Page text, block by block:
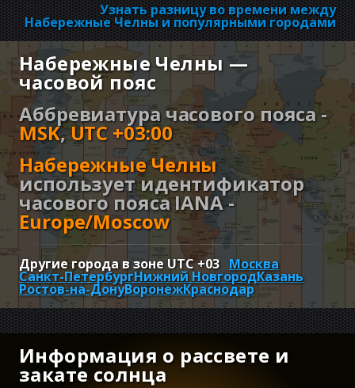
Узнать разницу во времени между
Набережные Челны и популярными городами
Набережные Челны —
часовой пояс
Аббревиатура часового пояса -
MSK,UTC +03:00
Набережные Челны
использует идентификатор
часового пояса IANA -
Europe/Moscow
Другие города в зоне UTC+03 Москва
Санкт-ПетербургНижний НовгородКазань
Ростов-на-ДонуВоронежКраснодар
Информация о рассвете и
закате солнца